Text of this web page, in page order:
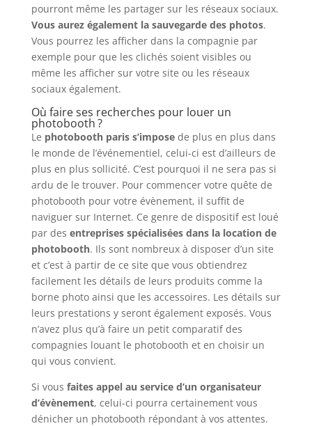
pourront même les partager sur les réseaux sociaux.
Vous aurez également la sauvegarde des photos.
Vous pourrez les afficher dans la compagnie par
exemple pour que les clichés soient visibles ou
même les afficher sur votre site ou les réseaux
sociaux également.
Où faire ses recherches pour louer un
photobooth ?
Le photobooth paris s’imposede plus en plus dans
le monde de l’événementiel, celui-ci est d’ailleurs de
plus en plus sollicité. C’est pourquoi il ne sera pas si
ardu de le trouver. Pour commencer votre quête de
photobooth pour votre évènement, il suffit de
naviguer sur Internet. Ce genre de dispositif est loué
par des entreprises spécialisées dans la location de
photobooth. Ils sont nombreux à disposer d’un site
et c’est à partir de ce site que vous obtiendrez
facilement les détails de leurs produits comme la
borne photo ainsi que les accessoires. Les détails sur
leurs prestations y seront également exposés. Vous
n’avez plus qu’à faire un petit comparatif des
compagnies louant le photobooth et en choisir un
qui vous convient.
Si vous faites appel au service d’un organisateur
d’évènement, celui-ci pourra certainement vous
dénicher un photobooth répondant à vos attentes.